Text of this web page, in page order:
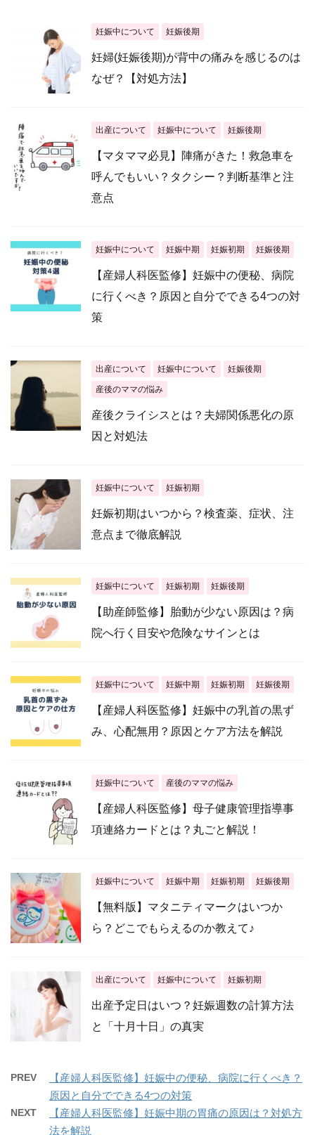
妊娠中について 妊娠後期
妊婦(妊娠後期)が背中の痛みを感じるのは
なぜ？【対処方法】
出産について 妊娠中について 妊娠後期
【マタママ必見】陣痛がきた！救急車を
呼んでもいい？タクシー？判断基準と注
意点
妊娠中について 妊娠中期 妊娠初期 妊娠後期
【産婦人科医監修】妊娠中の便秘、病院
に行くべき？原因と自分でできる4つの対
策
出産について 妊娠中について 妊娠後期
産後のママの悩み
産後クライシスとは？夫婦関係悪化の原
因と対処法
妊娠中について 妊娠初期
妊娠初期はいつから？検査薬、症状、注
意点まで徹底解説
妊娠中について 妊娠初期 妊娠後期
【助産師監修】胎動が少ない原因は？病
院へ行く目安や危険なサインとは
妊娠中について 妊娠中期 妊娠初期 妊娠後期
【産婦人科医監修】妊娠中の乳首の黒ず
み、心配無用？原因とケア方法を解説
妊娠中について 産後のママの悩み
【産婦人科医監修】母子健康管理指導事
項連絡カードとは？丸ごと解説！
妊娠中について 妊娠中期 妊娠初期 妊娠後期
【無料版】マタニティマークはいつか
ら？どこでもらえるのか教えて♪
出産について 妊娠中について 妊娠初期
出産予定日はいつ？妊娠週数の計算方法
と「十月十日」の真実
PREV
【産婦人科医監修】妊娠中の便秘、病院に行くべき？
原因と自分でできる4つの対策
NEXT
【産婦人科医監修】妊娠中期の胃痛の原因は？対処方
法を解説